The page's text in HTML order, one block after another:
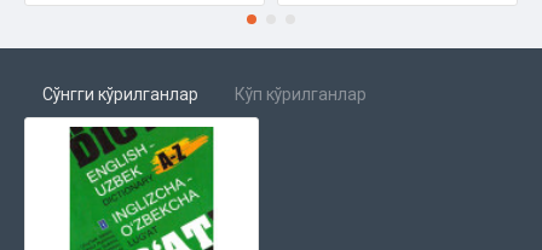
Сўнгги кўрилганлар Кўп кўрилганлар